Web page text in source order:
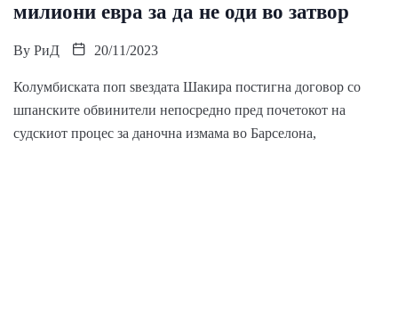
милиони евра за да не оди во затвор
By РиД 20/11/2023
Колумбиската поп ѕвездата Шакира постигна договор со
шпанските обвинители непосредно пред почетокот на
судскиот процес за даночна измама во Барселона,